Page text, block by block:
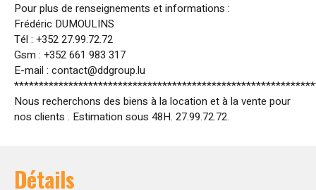
Pour plus de renseignements et informations :
Frédéric DUMOULINS
Tél : +352 27.99.72.72
Gsm : +352 661 983 317
E-mail : contact@ddgroup.lu
Nous recherchons des biens à la location et à la vente pour
nos clients . Estimation sous 48H. 27.99.72.72.
Détails